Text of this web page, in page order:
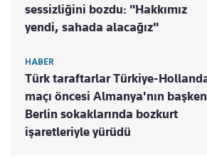
sessizliğini bozdu: "Hakkımız
yendi, sahada alacağız"
HABER
Türk taraftarlar Türkiye-
maçı öncesi Almanya'nın
Berlin sokaklarında bozkurt
işaretleriyle yürüdü